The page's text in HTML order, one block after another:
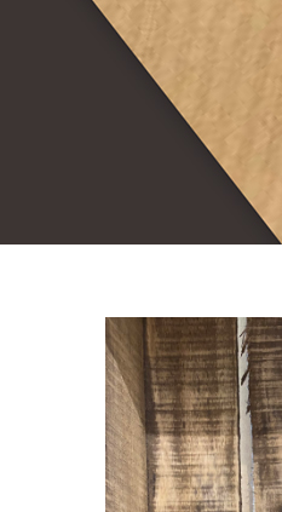
Assaisonnements
Féculent
Produits festifs